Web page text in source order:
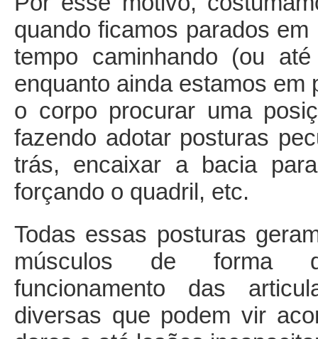
quando ficamos parados
tempo caminhando (ou
enquanto ainda estamos
o corpo procurar uma
fazendo adotar posturas
trás, encaixar a bacia
forçando o quadril, etc.
Todas essas posturas
músculos de forma
funcionamento das
diversas que podem vir